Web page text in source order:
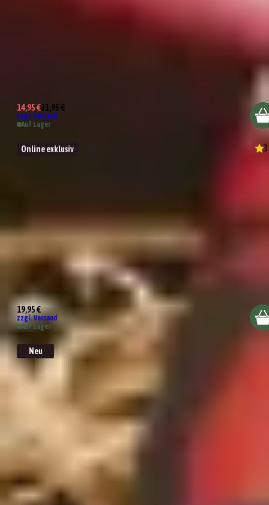
14,95 €21,95 €
zzgl. Versand
Auf Lager
Online exklusiv
Grilling me softly
19,95 €
zzgl. Versand
Auf Lager
Neu